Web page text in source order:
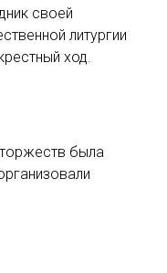
своей
литургии
ход.
была